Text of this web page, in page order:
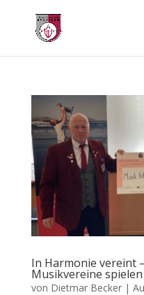
In Harmonie vereint
Musikvereine
von Dietmar Becker|